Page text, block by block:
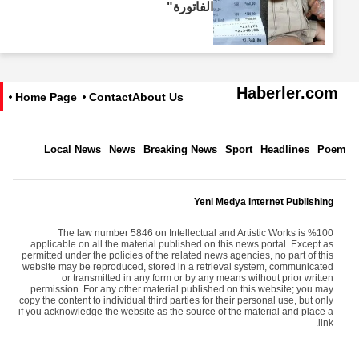
الفاتورة"
Haberler.com
About Us
Contact
Home Page
Poem
Headlines
Sport
Breaking News
News
Local News
Yeni Medya Internet Publishing
The law number 5846 on Intellectual and Artistic Works is %100
applicable on all the material published on this news portal. Except as
permitted under the policies of the related news agencies, no part of this
website may be reproduced, stored in a retrieval system, communicated
or transmitted in any form or by any means without prior written
permission. For any other material published on this website; you may
copy the content to individual third parties for their personal use, but only
if you acknowledge the website as the source of the material and place a
link.